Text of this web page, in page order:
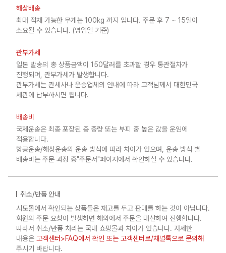
해상배송
최대 적재 가능한 무게는 100kg 까지 입니다. 주문 후 7 ~ 15일이
소요될 수 있습니다. (영업일 기준)
관부가세
일본 발송의 총 상품금액이 150달러를 초과할 경우 통관절차가
진행되며, 관부가세가 발생합니다.
관부가세는 관세사나 운송업체의 안내에 따라 고객님께서 대한민국
세관에 납부하시면 됩니다.
배송비
국제운송은 최종 포장된 총 중량 또는 부피 중 높은 값을 운임에
적용합니다.
항공운송/해상운송의 운송 방식에 따라 차이가 있으며, 운송 방식 별
배송비는 주문 과정 중"주문서"페이지에서 확인하실 수 있습니다.
취소/반품 안내
시도몰에서 확인되는 상품들은 재고를 두고 판매를 하는 것이 아닙니다.
회원의 주문 요청이 발생하면 해외에서 주문을 대신하여 진행합니다.
따라서 취소/반품 처리는 국내 쇼핑몰과 차이가 있습니다. 자세한
내용은 고객센터>FAQ에서 확인 또는 고객센터로/채널톡으로 문의해
주시기 바랍니다.